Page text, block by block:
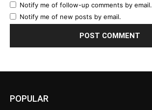
Notify me of follow-up comments by email.
Notify me of new posts by email.
POPULAR